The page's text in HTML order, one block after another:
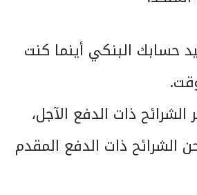
حسابك البنكي أينما كنت
الشرائح ذات الدفع الآجل،
الشرائح ذات الدفع المقدم